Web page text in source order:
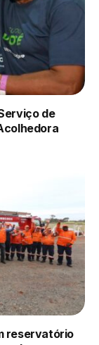
de
reservatório